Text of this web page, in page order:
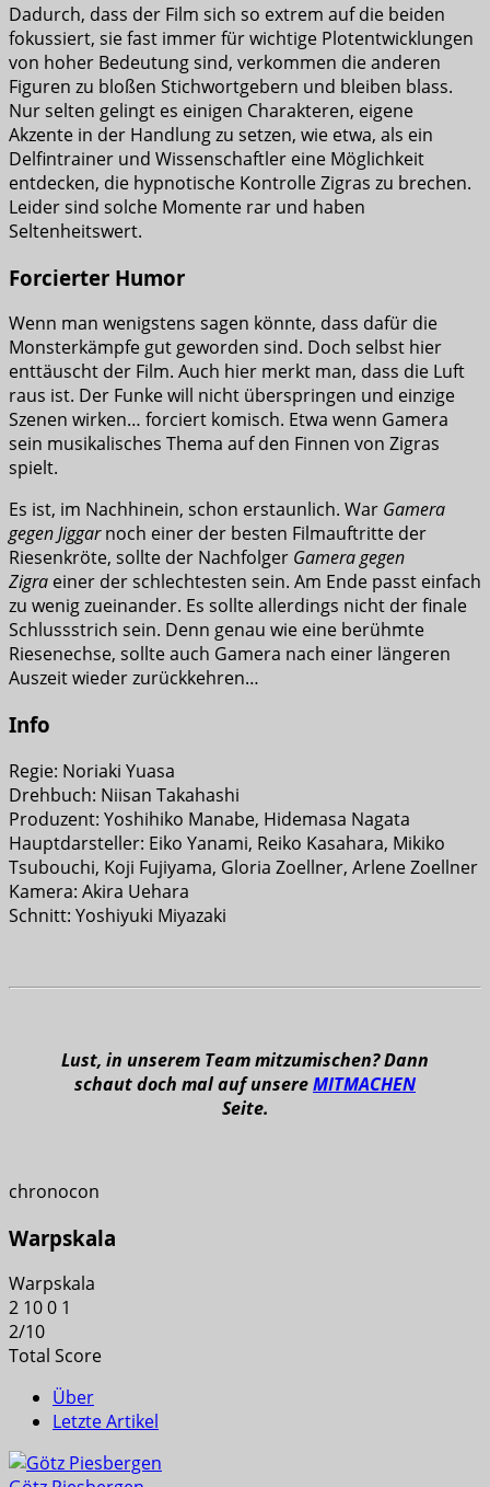
Dadurch, dass der Film sich so extrem auf die beiden
fokussiert, sie fast immer für wichtige Plotentwicklungen
von hoher Bedeutung sind, verkommen die anderen
Figuren zu bloßen Stichwortgebern und bleiben blass.
Nur selten gelingt es einigen Charakteren, eigene
Akzente in der Handlung zu setzen, wie etwa, als ein
Delfintrainer und Wissenschaftler eine Möglichkeit
entdecken, die hypnotische Kontrolle Zigras zu brechen.
Leider sind solche Momente rar und haben
Seltenheitswert.
Forcierter Humor
Wenn man wenigstens sagen könnte, dass dafür die
Monsterkämpfe gut geworden sind. Doch selbst hier
enttäuscht der Film. Auch hier merkt man, dass die Luft
raus ist. Der Funke will nicht überspringen und einzige
Szenen wirken… forciert komisch. Etwa wenn Gamera
sein musikalisches Thema auf den Finnen von Zigras
spielt.
Es ist, im Nachhinein, schon erstaunlich. War Gamera
gegen Jiggarnoch einer der besten Filmauftritte der
Riesenkröte, sollte der Nachfolger Gamera gegen
Zigra einer der schlechtesten sein. Am Ende passt einfach
zu wenig zueinander. Es sollte allerdings nicht der finale
Schlussstrich sein. Denn genau wie eine berühmte
Riesenechse, sollte auch Gamera nach einer längeren
Auszeit wieder zurückkehren…
Info
Regie: Noriaki Yuasa
Drehbuch: Niisan Takahashi
Produzent: Yoshihiko Manabe, Hidemasa Nagata
Hauptdarsteller: Eiko Yanami, Reiko Kasahara, Mikiko
Tsubouchi, Koji Fujiyama, Gloria Zoellner, Arlene Zoellner
Kamera: Akira Uehara
Schnitt: Yoshiyuki Miyazaki
Lust, in unserem Team mitzumischen? Dann
schaut doch mal auf unsereMITMACHEN
Seite.
chronocon
Warpskala
Warpskala
2 100 1
2/10
Total Score
Über
Letzte Artikel